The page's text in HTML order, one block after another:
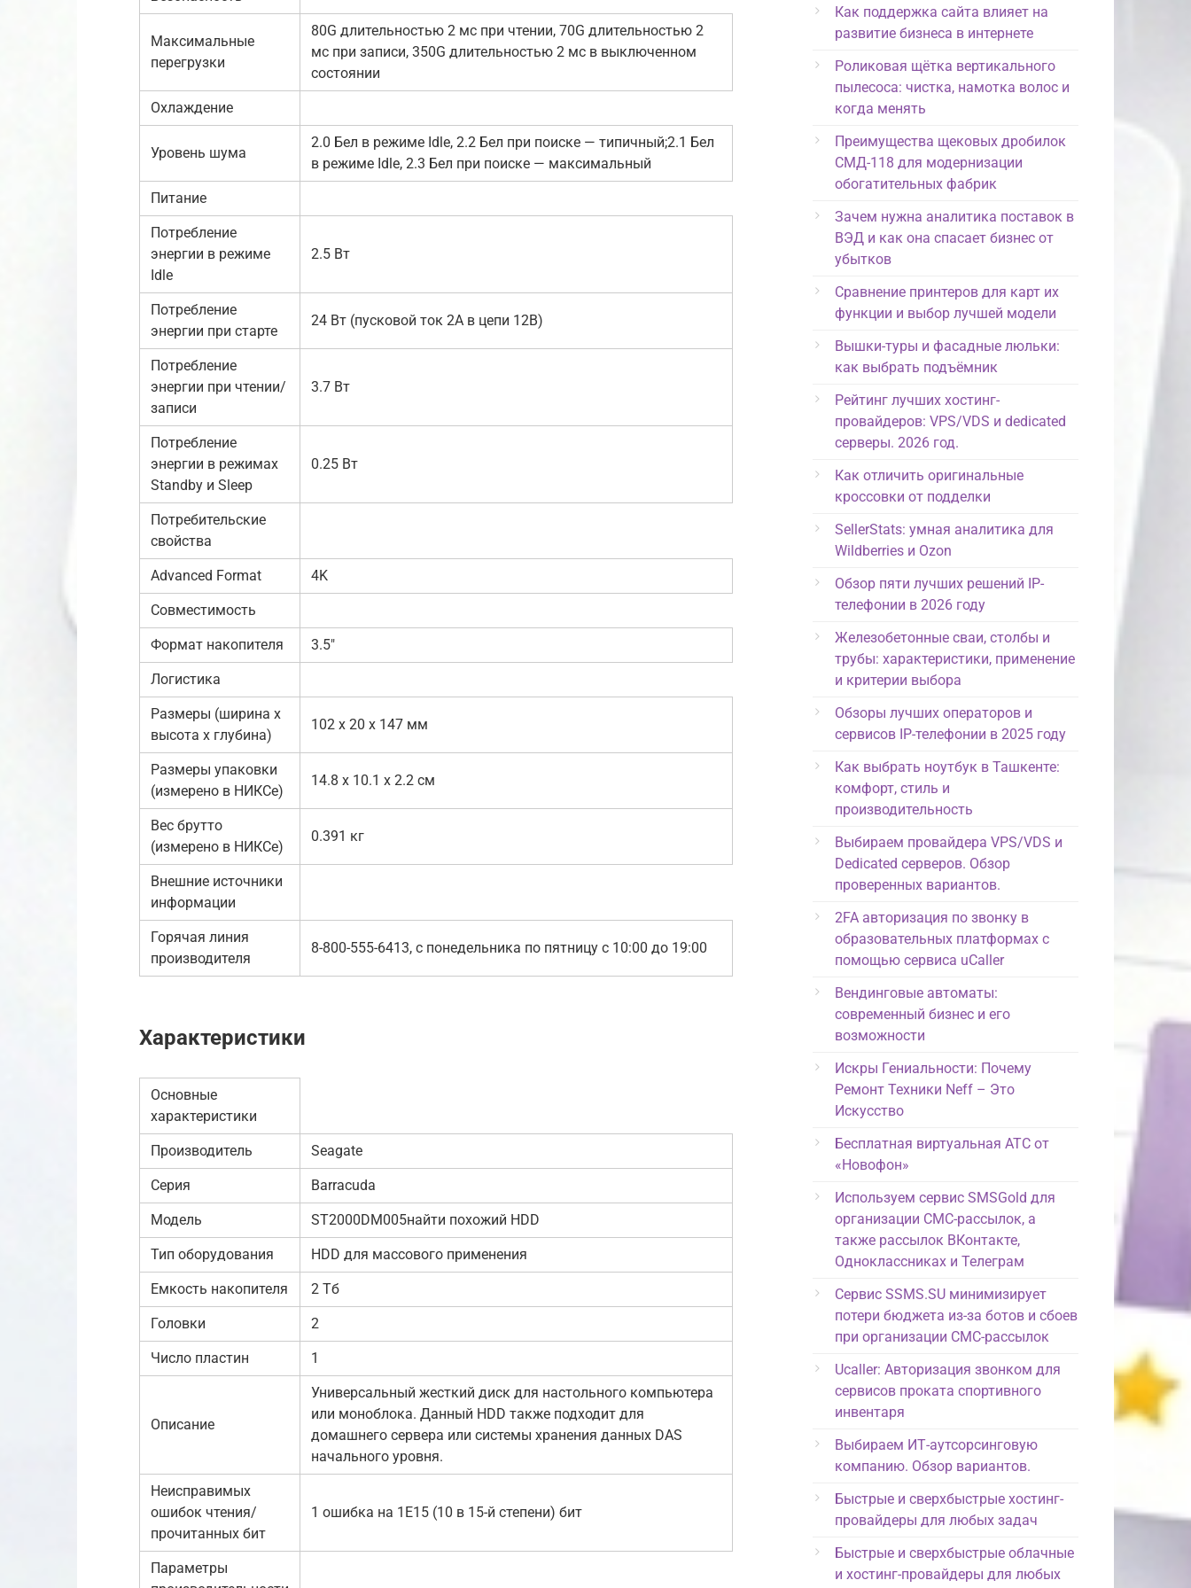
Максимальные
перегрузки
80G длительностью 2 мс при чтении, 70G длительностью 2
мс при записи, 350G длительностью 2 мс в выключенном
состоянии
Охлаждение
Уровень шума
2.0 Бел в режиме Idle, 2.2 Бел при поиске — типичный;2.1 Бел
в режиме Idle, 2.3 Бел при поиске — максимальный
Питание
Потребление
энергии в режиме
Idle
2.5 Вт
Потребление
энергии при старте
24 Вт (пусковой ток 2А в цепи 12В)
Потребление
энергии при чтении/
записи
3.7 Вт
Потребление
энергии в режимах
Standby и Sleep
0.25 Вт
Потребительские
свойства
Advanced Format 4K
Совместимость
Формат накопителя 3.5″
Логистика
Размеры (ширина x
высота x глубина)
102 x 20 x 147 мм
Размеры упаковки
(измерено в НИКСе)
14.8 x 10.1 x 2.2 см
Вес брутто
(измерено в НИКСе)
0.391 кг
Внешние источники
информации
Горячая линия
производителя
8-800-555-6413, с понедельника по пятницу с 10:00 до 19:00
Характеристики
Основные
характеристики
Производитель Seagate
Серия Barracuda
Модель ST2000DM005найти похожий HDD
Тип оборудования HDD для массового применения
Емкость накопителя 2 Тб
Головки 2
Число пластин 1
Описание
Универсальный жесткий диск для настольного компьютера
или моноблока. Данный HDD также подходит для
домашнего сервера или системы хранения данных DAS
начального уровня.
Неисправимых
ошибок чтения/
прочитанных бит
1 ошибка на 1E15 (10 в 15-й степени) бит
Параметры
Как поддержка сайта влияет на
развитие бизнеса в интернете
Роликовая щётка вертикального
пылесоса: чистка, намотка волос и
когда менять
Преимущества щековых дробилок
СМД-118 для модернизации
обогатительных фабрик
Зачем нужна аналитика поставок в
ВЭД и как она спасает бизнес от
убытков
Сравнение принтеров для карт их
функции и выбор лучшей модели
Вышки-туры и фасадные люльки:
как выбрать подъёмник
Рейтинг лучших хостинг-
провайдеров: VPS/VDS и dedicated
серверы. 2026 год.
Как отличить оригинальные
кроссовки от подделки
SellerStats: умная аналитика для
Wildberries и Ozon
Обзор пяти лучших решений IP-
телефонии в 2026 году
Железобетонные сваи, столбы и
трубы: характеристики, применение
и критерии выбора
Обзоры лучших операторов и
сервисов IP-телефонии в 2025 году
Как выбрать ноутбук в Ташкенте:
комфорт, стиль и
производительность
Выбираем провайдера VPS/VDS и
Dedicated серверов. Обзор
проверенных вариантов.
2FA авторизация по звонку в
образовательных платформах с
помощью сервиса uCaller
Вендинговые автоматы:
современный бизнес и его
возможности
Искры Гениальности: Почему
Ремонт Техники Neff – Это
Искусство
Бесплатная виртуальная АТС от
«Новофон»
Используем сервис SMSGold для
организации СМС-рассылок, а
также рассылок ВКонтакте,
Одноклассниках и Телеграм
Сервис SSMS.SU минимизирует
потери бюджета из-за ботов и сбоев
при организации СМС-рассылок
Ucaller: Авторизация звонком для
сервисов проката спортивного
инвентаря
Выбираем ИТ-аутсорсинговую
компанию. Обзор вариантов.
Быстрые и сверхбыстрые хостинг-
провайдеры для любых задач
Быстрые и сверхбыстрые облачные
и хостинг-провайдеры для любых